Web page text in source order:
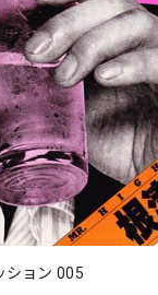
ション 005